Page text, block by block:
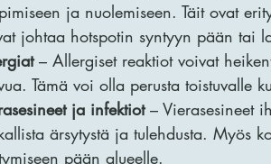
ja nuolemiseen. Täit ovat
johtaa hotspotin syntyyn pään tai
– Allergiset reaktiot voivat
Tämä voi olla perusta toistuvalle
ja infektiot – Vierasesineet
ärsytystä ja tulehdusta. Myös
pään alueelle.